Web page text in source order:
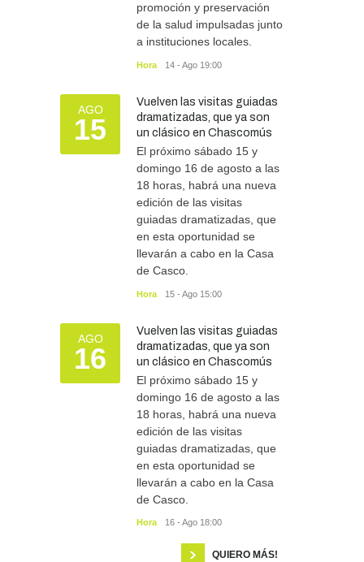
promoción y preservación
de la salud impulsadas junto
a instituciones locales.
Hora 14 - Ago 19:00
AGO
15
Vuelven las visitas guiadas
dramatizadas, que ya son
un clásico en Chascomús
El próximo sábado 15 y
domingo 16 de agosto a las
18 horas, habrá una nueva
edición de las visitas
guiadas dramatizadas, que
en esta oportunidad se
llevarán a cabo en la Casa
de Casco.
Hora 15 - Ago 15:00
AGO
16
Vuelven las visitas guiadas
dramatizadas, que ya son
un clásico en Chascomús
El próximo sábado 15 y
domingo 16 de agosto a las
18 horas, habrá una nueva
edición de las visitas
guiadas dramatizadas, que
en esta oportunidad se
llevarán a cabo en la Casa
de Casco.
Hora 16 - Ago 18:00
QUIERO MÁS!